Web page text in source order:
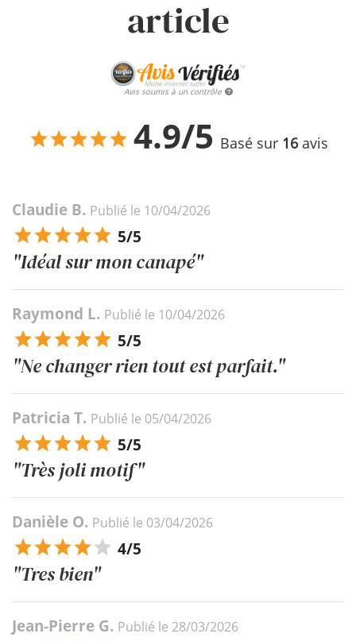
article
Avis soumis à un contrôle
4.9/5 Basé sur 16avis
Claudie B. Publié le 10/04/2026
5/5
"Idéal sur mon canapé"
Raymond L. Publié le 10/04/2026
5/5
"Ne changer rien tout est parfait."
Patricia T. Publié le 05/04/2026
5/5
"Très joli motif"
Danièle O. Publié le 03/04/2026
4/5
"Tres bien"
Jean-Pierre G. Publié le 28/03/2026